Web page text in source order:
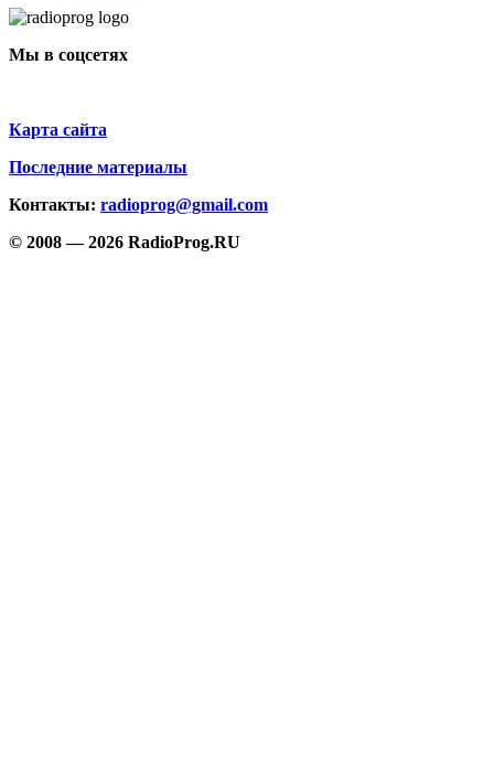
Мы в соцсетях
Карта сайта
Последние материалы
Контакты: radioprog@gmail.com
© 2008 — 2026 RadioProg.RU